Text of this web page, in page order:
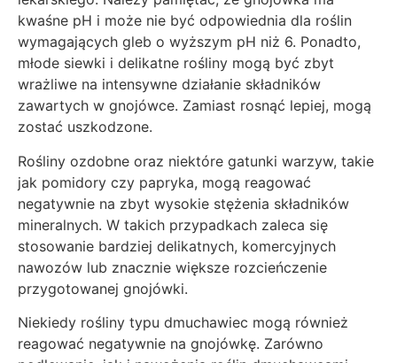
kwaśne pH i może nie być odpowiednia dla roślin
wymagających gleb o wyższym pH niż 6. Ponadto,
młode siewki i delikatne rośliny mogą być zbyt
wrażliwe na intensywne działanie składników
zawartych w gnojówce. Zamiast rosnąć lepiej, mogą
zostać uszkodzone.
Rośliny ozdobne oraz niektóre gatunki warzyw, takie
jak pomidory czy papryka, mogą reagować
negatywnie na zbyt wysokie stężenia składników
mineralnych. W takich przypadkach zaleca się
stosowanie bardziej delikatnych, komercyjnych
nawozów lub znacznie większe rozcieńczenie
przygotowanej gnojówki.
Niekiedy rośliny typu dmuchawiec mogą również
reagować negatywnie na gnojówkę. Zarówno